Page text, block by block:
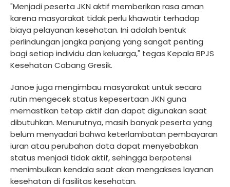
"Menjadi peserta JKN aktif memberikan rasa aman
karena masyarakat tidak perlu khawatir terhadap
biaya pelayanan kesehatan. Ini adalah bentuk
perlindungan jangka panjang yang sangat penting
bagi setiap individu dan keluarga," tegas Kepala BPJS
Kesehatan Cabang Gresik.
Janoe juga mengimbau masyarakat untuk secara
rutin mengecek status kepesertaan JKN guna
memastikan tetap aktif dan dapat digunakan saat
dibutuhkan. Menurutnya, masih banyak peserta yang
belum menyadari bahwa keterlambatan pembayaran
iuran atau perubahan data dapat menyebabkan
status menjadi tidak aktif, sehingga berpotensi
menimbulkan kendala saat akan mengakses layanan
kesehatan di fasilitas kesehatan.